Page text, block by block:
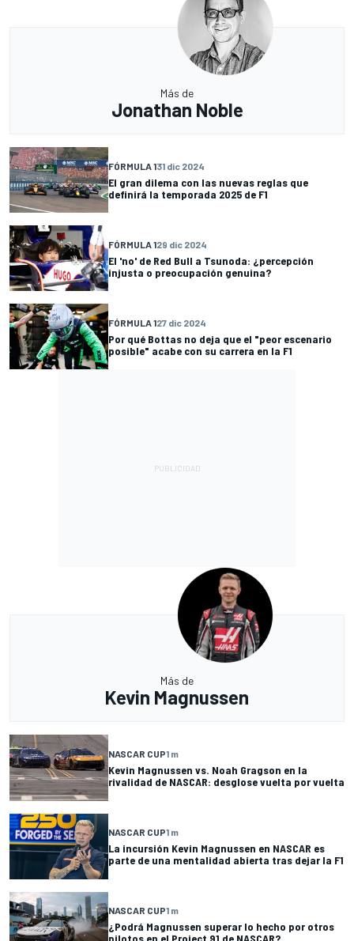
Más de
Jonathan Noble
FÓRMULA 131 dic 2024
El gran dilema con las nuevas reglas que
definirá la temporada 2025 de F1
FÓRMULA 129 dic 2024
El 'no' de Red Bull a Tsunoda: ¿percepción
injusta o preocupación genuina?
FÓRMULA 127 dic 2024
Por qué Bottas no deja que el "peor escenario
posible" acabe con su carrera en la F1
Más de
Kevin Magnussen
NASCAR CUP1 m
Kevin Magnussen vs. Noah Gragson en la
rivalidad de NASCAR: desglose vuelta por vuelta
NASCAR CUP1 m
La incursión Kevin Magnussen en NASCAR es
parte de una mentalidad abierta tras dejar la F1
NASCAR CUP1 m
¿Podrá Magnussen superar lo hecho por otros